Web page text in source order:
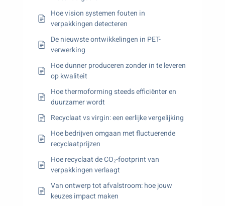
Hoe vision systemen fouten in
verpakkingen detecteren
De nieuwste ontwikkelingen in PET-
verwerking
Hoe dunner produceren zonder in te leveren
op kwaliteit
Hoe thermoforming steeds efficiënter en
duurzamer wordt
Recyclaat vs virgin: een eerlijke vergelijking
Hoe bedrijven omgaan met fluctuerende
recyclaatprijzen
Hoe recyclaat de CO₂-footprint van
verpakkingen verlaagt
Van ontwerp tot afvalstroom: hoe jouw
keuzes impact maken